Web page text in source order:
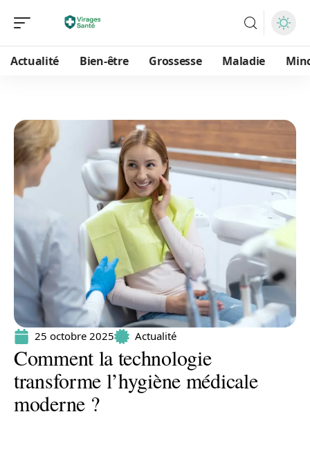
Actualité Bien-être Grossesse Maladie
25 octobre 2025 Actualité
Comment la technologie
transforme l’hygiène médicale
moderne ?